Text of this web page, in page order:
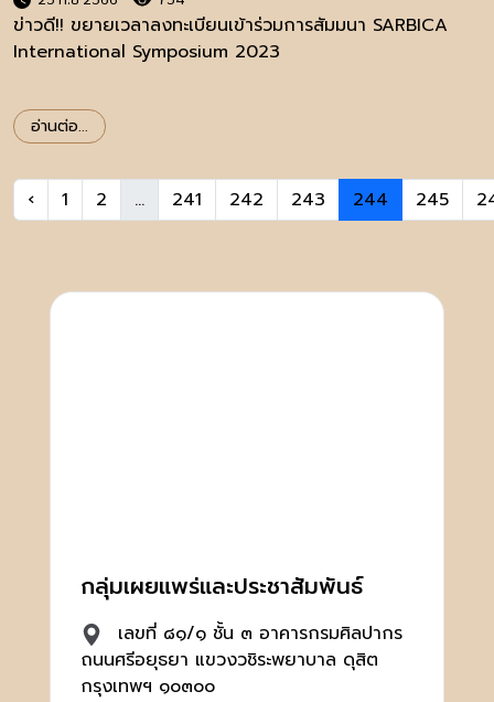
ข่าวดี!! ขยายเวลาลงทะเบียนเข้าร่วมการสัมมนา SARBICA
International Symposium 2023
อ่านต่อ...
‹ 1 2 ... 241 242 243 244 245
กลุ่มเผยแพร่และประชาสัมพันธ์
เลขที่ ๘๑/๑ ชั้น ๓ อาคารกรมศิลปากร
ถนนศรีอยุธยา แขวงวชิระพยาบาล ดุสิต
กรุงเทพฯ ๑๐๓๐๐